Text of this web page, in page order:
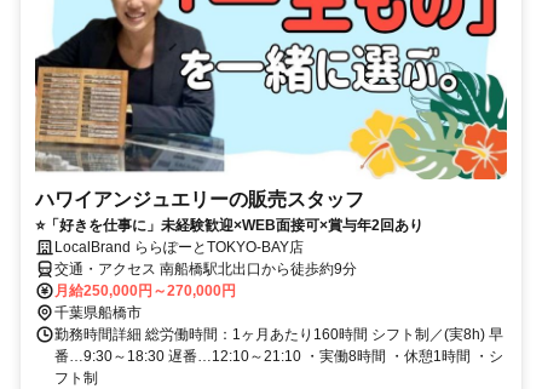
ハワイアンジュエリーの販売スタッフ
⭐「好きを仕事に」未経験歓迎×WEB面接可×賞与年2回あり
LocalBrand ららぽーとTOKYO-BAY店
交通・アクセス 南船橋駅北出口から徒歩約9分
月給250,000円～270,000円
千葉県船橋市
勤務時間詳細 総労働時間：1ヶ月あたり160時間 シフト制／(実8h) 早
番…9:30～18:30 遅番…12:10～21:10 ・実働8時間 ・休憩1時間 ・シ
フト制